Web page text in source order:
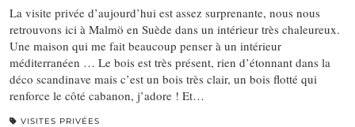
La visite privée d’aujourd’hui est assez surprenante, nous nous
retrouvons ici à Malmö en Suède dans un intérieur très chaleureux.
Une maison qui me fait beaucoup penser à un intérieur
méditerranéen … Le bois est très présent, rien d’étonnant dans la
déco scandinave mais c’est un bois très clair, un bois flotté qui
renforce le côté cabanon, j’adore ! Et…
VISITES PRIVÉES